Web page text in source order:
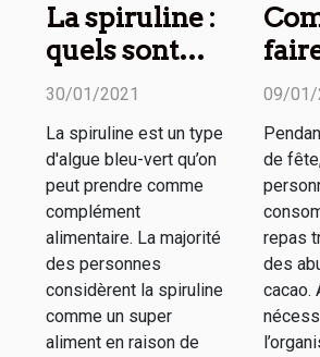
La spiruline :
quels sont
ses
sur la santé ?
30/01/2021
La spiruline est un type
d'algue bleu-vert qu’on
peut prendre comme
complément
alimentaire. La majorité
des personnes
considèrent la spiruline
comme un super
aliment en raison de
09/01/
de
repas
des
cacao.